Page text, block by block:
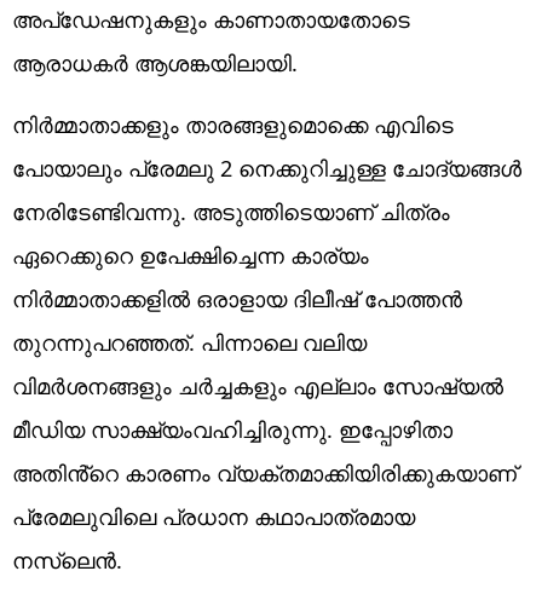
അപ്ഡേഷനുകളും കാണാതായതോടെ
ആരാധകർ ആശങ്കയിലായി.
നിർമ്മാതാക്കളും താരങ്ങളുമൊക്കെ എവിടെ
പോയാലും പ്രേമലു 2 നെക്കുറിച്ചുള്ള ചോദ്യങ്ങൾ
നേരിടേണ്ടിവന്നു. അടുത്തിടെയാണ് ചിത്രം
ഏറെക്കുറെ ഉപേക്ഷിച്ചെന്ന കാര്യം
നിർമ്മാതാക്കളിൽ ഒരാളായ ദിലീഷ് പോത്തൻ
തുറന്നുപറഞ്ഞത്. പിന്നാലെ വലിയ
വിമർശനങ്ങളും ചർച്ചകളും എല്ലാം സോഷ്യൽ
മീഡിയ സാക്ഷ്യംവഹിച്ചിരുന്നു. ഇപ്പോഴിതാ
അതിൻ്റെ കാരണം വ്യക്തമാക്കിയിരിക്കുകയാണ്
പ്രേമലുവിലെ പ്രധാന കഥാപാത്രമായ
നസ്‍ലെൻ.